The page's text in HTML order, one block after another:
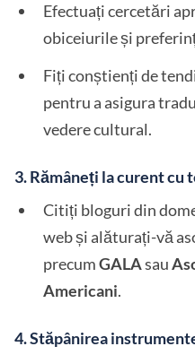
Efectuați cercetări
obiceiurile și
Fiți conștienți de
pentru a asigura
vedere cultural.
3.Rămâneți la curent cu
Citiți bloguri din
web și alăturați-vă
precumGALAsau
Americani.
4.Stăpânirea